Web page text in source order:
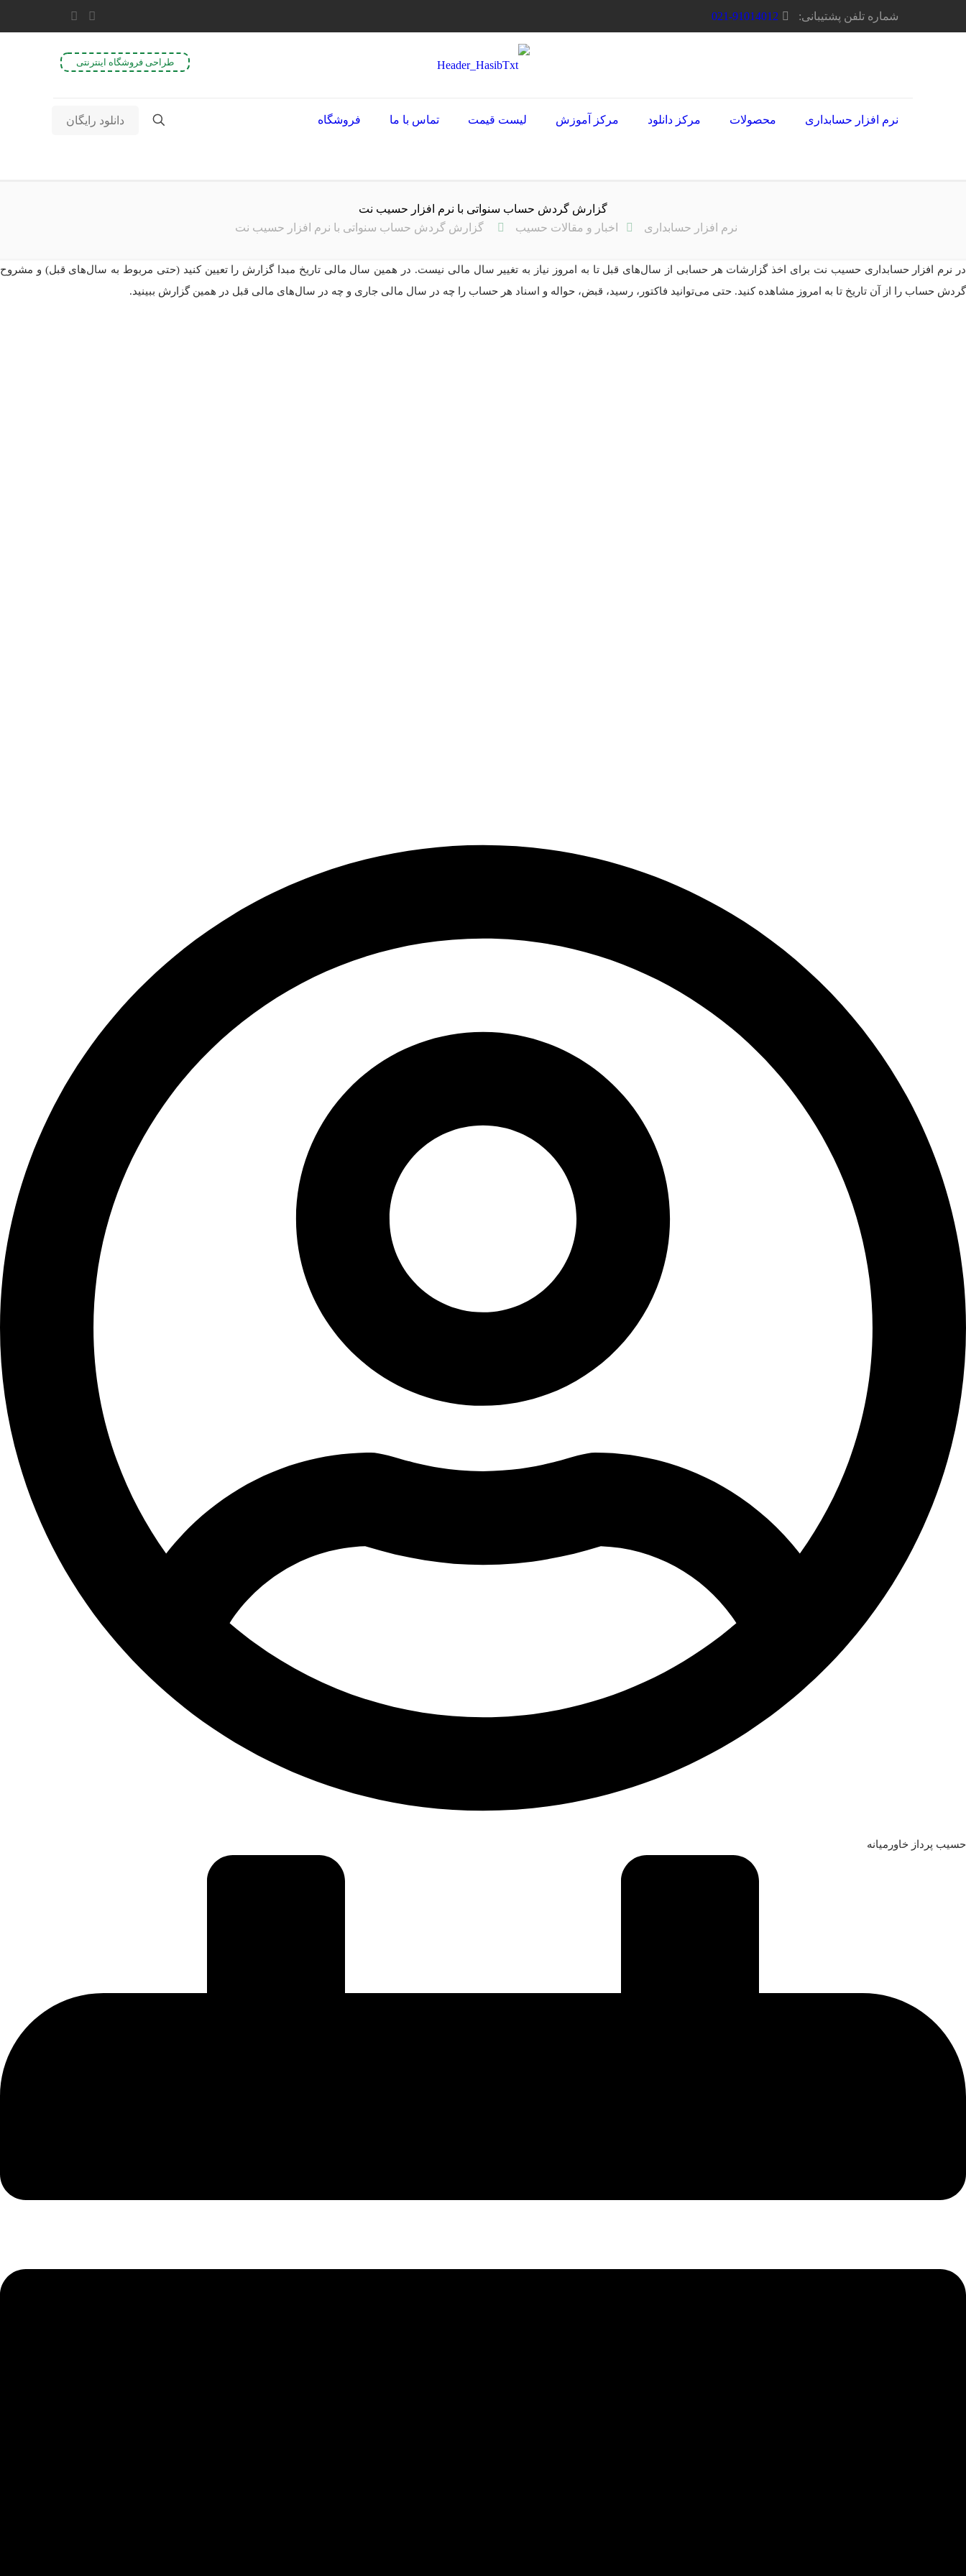
شماره تلفن پشتیبانی: 021-91014012
طراحی فروشگاه اینترنتی
نرم افزار حسابداری محصولات مرکز دانلود مرکز آموزش لیست قیمت تماس با ما فروشگاه دانلود رایگان
گزارش گردش حساب سنواتی با نرم افزار حسیب نت
نرم افزار حسابداری
اخبار و مقالات حسیب گزارش گردش حساب سنواتی با نرم افزار حسیب نت
در نرم افزار حسابداری حسیب نت برای اخذ گزارشات هر حسابی از سال‌های قبل تا به امروز نیاز به تغییر سال مالی نیست. در همین سال مالی تاریخ مبدا گزارش را تعیین کنید (حتی مربوط به سال‌های قبل) و مشروح
گردش حساب را از آن تاریخ تا به امروز مشاهده کنید. حتی می‌توانید فاکتور، رسید، قبض، حواله و اسناد هر حساب را چه در سال مالی جاری و چه در سال‌های مالی قبل در همین گزارش ببینید.
حسیب پرداز خاورمیانه